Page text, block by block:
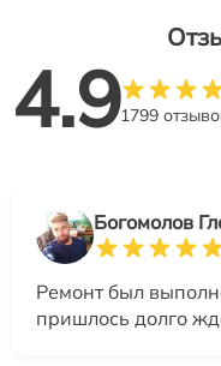
4.91799
Богомолов
Ремонт был
пришлось долго